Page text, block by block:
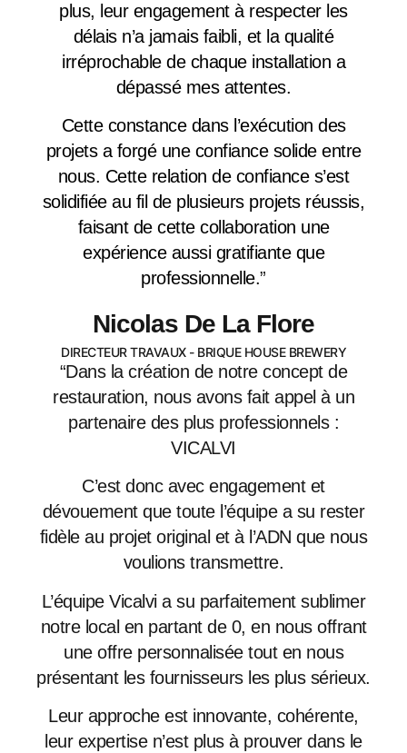
“Dans la création de notre concept de
restauration, nous avons fait appel à un
partenaire des plus professionnels :
VICALVI
C’est donc avec engagement et
dévouement que toute l’équipe a su rester
fidèle au projet original et à l’ADN que nous
voulions transmettre.
L’équipe Vicalvi a su parfaitement sublimer
notre local en partant de 0, en nous offrant
une offre personnalisée tout en nous
présentant les fournisseurs les plus sérieux.
Leur approche est innovante, cohérente,
leur expertise n’est plus à prouver dans le
plus, leur engagement à respecter les
délais n’a jamais faibli, et la qualité
irréprochable de chaque installation a
dépassé mes attentes.
Cette constance dans l’exécution des
projets a forgé une confiance solide entre
nous. Cette relation de confiance s’est
solidifiée au fil de plusieurs projets réussis,
faisant de cette collaboration une
expérience aussi gratifiante que
professionnelle.”
Nicolas De La Flore
DIRECTEUR TRAVAUX - BRIQUE HOUSE BREWERY